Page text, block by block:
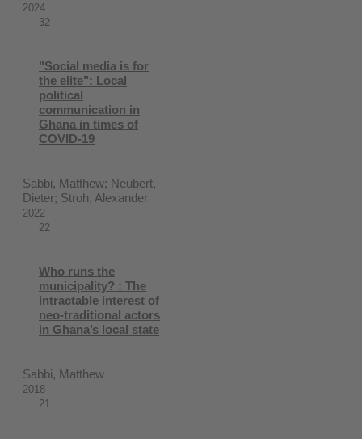
2024
32
"Social media is for
the elite": Local
political
communication in
Ghana in times of
COVID-19
Sabbi, Matthew; Neubert,
Dieter; Stroh, Alexander
2022
22
Who runs the
municipality? : The
intractable interest of
neo-traditional actors
in Ghana’s local state
Sabbi, Matthew
2018
21